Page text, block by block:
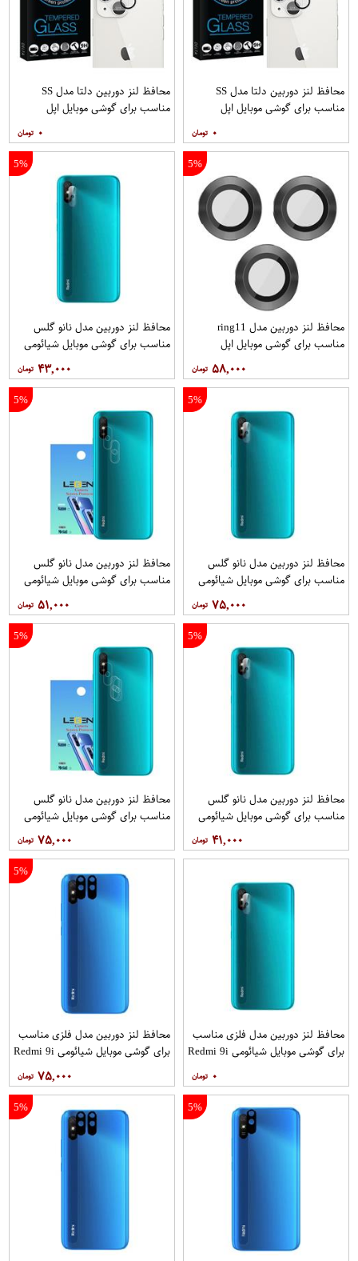
محافظ لنز دوربین دلتا مدل SS
مناسب برای گوشی موبایل اپل
۰
محافظ لنز دوربین دلتا مدل SS
مناسب برای گوشی موبایل اپل
۰
5%
محافظ لنز دوربین مدل ring11
مناسب برای گوشی موبایل اپل
۵۸,۰۰۰
5%
محافظ لنز دوربین مدل نانو گلس
مناسب برای گوشی موبایل شیائومی
۴۳,۰۰۰
5%
محافظ لنز دوربین مدل نانو گلس
مناسب برای گوشی موبایل شیائومی
۷۵,۰۰۰
5%
محافظ لنز دوربین مدل نانو گلس
مناسب برای گوشی موبایل شیائومی
۵۱,۰۰۰
5%
محافظ لنز دوربین مدل نانو گلس
مناسب برای گوشی موبایل شیائومی
۴۱,۰۰۰
5%
محافظ لنز دوربین مدل نانو گلس
مناسب برای گوشی موبایل شیائومی
۷۵,۰۰۰
محافظ لنز دوربین مدل فلزی مناسب
برای گوشی موبایل شیائومی Redmi 9i
۰
5%
محافظ لنز دوربین مدل فلزی مناسب
برای گوشی موبایل شیائومی Redmi 9i
۷۵,۰۰۰
5%
5%